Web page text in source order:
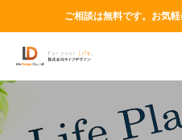
ご相談は無料です。お気